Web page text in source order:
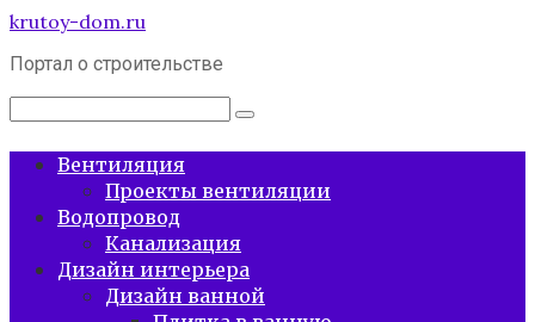
Перейти
контенту
krutoy-dom.ru
Портал о строительстве
Поиск:
Вентиляция
Проекты вентиляции
Водопровод
Канализация
Дизайн интерьера
Дизайн ванной